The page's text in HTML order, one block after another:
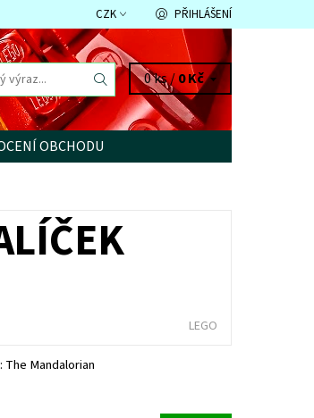
CZK PŘIHLÁŠENÍ
0 ks /0 Kč
OBCHODU
LEGO
The Mandalorian